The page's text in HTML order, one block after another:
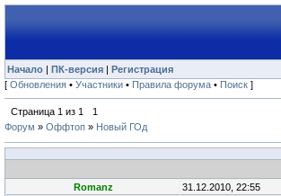
Начало | ПК-версия | Регистрация
[ Обновления • Участники • Правила форума • Поиск ]
Страница 1 из 1
1
Форум » Оффтоп » Новый ГОд
Romanz
31.12.2010, 22:55